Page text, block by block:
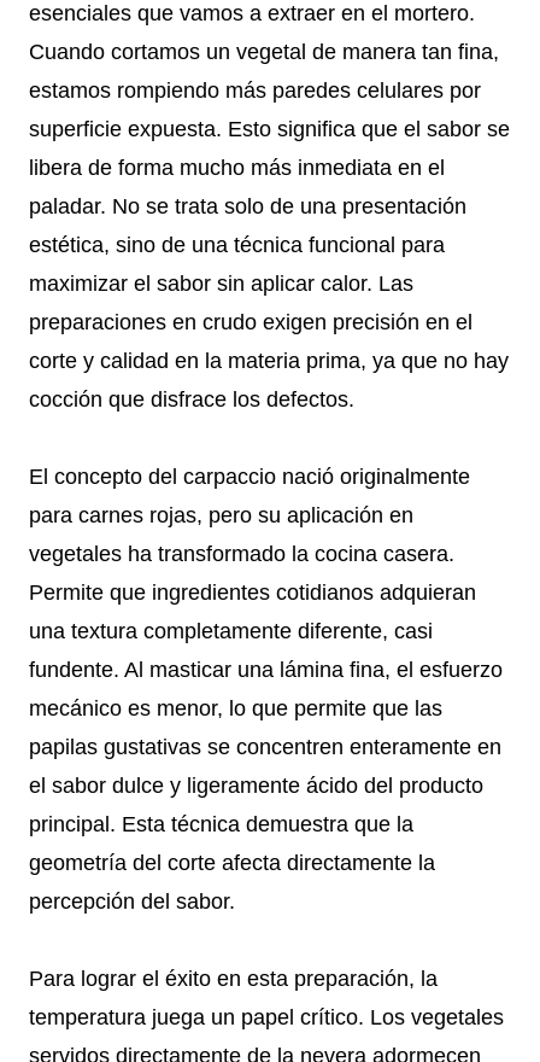
esenciales que vamos a extraer en el mortero.
Cuando cortamos un vegetal de manera tan fina,
estamos rompiendo más paredes celulares por
superficie expuesta. Esto significa que el sabor se
libera de forma mucho más inmediata en el
paladar. No se trata solo de una presentación
estética, sino de una técnica funcional para
maximizar el sabor sin aplicar calor. Las
preparaciones en crudo exigen precisión en el
corte y calidad en la materia prima, ya que no hay
cocción que disfrace los defectos.
El concepto del carpaccio nació originalmente
para carnes rojas, pero su aplicación en
vegetales ha transformado la cocina casera.
Permite que ingredientes cotidianos adquieran
una textura completamente diferente, casi
fundente. Al masticar una lámina fina, el esfuerzo
mecánico es menor, lo que permite que las
papilas gustativas se concentren enteramente en
el sabor dulce y ligeramente ácido del producto
principal. Esta técnica demuestra que la
geometría del corte afecta directamente la
percepción del sabor.
Para lograr el éxito en esta preparación, la
temperatura juega un papel crítico. Los vegetales
servidos directamente de la nevera adormecen